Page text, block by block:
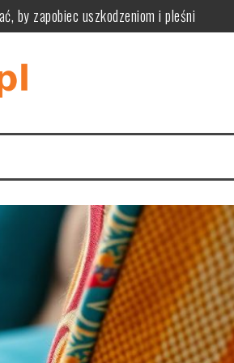
by zapobiec uszkodzeniom i pleśni
przyczyny i bezpiecznie je usunąć
pułapek rozmiaru, materiału i stylu
funkcjonalność i praktyczne
wymiary, styl i ukrywanie kabli dla